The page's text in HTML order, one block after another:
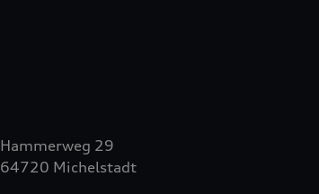
Hammerweg 29
64720 Michelstadt